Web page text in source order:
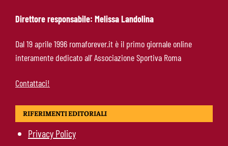
Gasperini lancia l’allarme mercato: “Roma
corta, ci serve ancora qualcosa”
Direttore responsabile: Melissa Landolina
Dal 19 aprile 1996 romaforever.it è il primo giornale online
interamente dedicato all’ Associazione Sportiva Roma
Contattaci!
RIFERIMENTI EDITORIALI
Privacy Policy